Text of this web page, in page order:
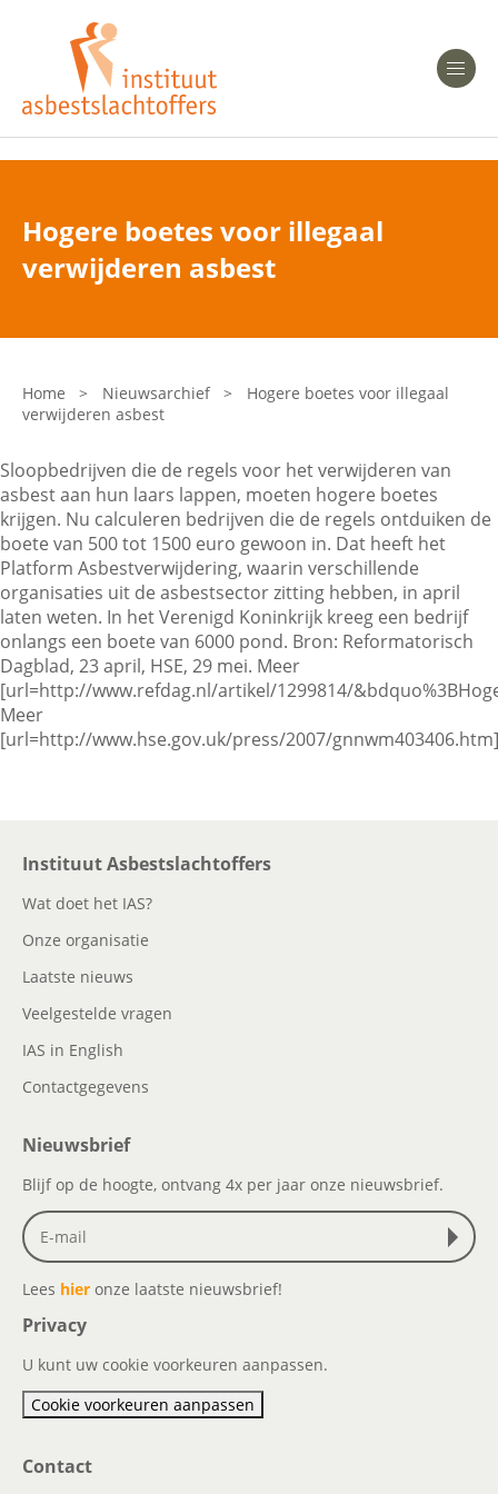
Heeft u Mesothelioom?
Heeft u Asbestose?
Bent u arts?
Asbest en Gezondheid
Laatste nieuws
Onze organisatie
Veelgestelde vragen
Contactgegevens
Zoeken
Hogere boetes voor illegaal
verwijderen asbest
Home > Nieuwsarchief >
Hogere boetes voor illegaal
verwijderen asbest
Sloopbedrijven die de regels voor het verwijderen van
asbest aan hun laars lappen, moeten hogere boetes
krijgen. Nu calculeren bedrijven die de regels ontduiken de
boete van 500 tot 1500 euro gewoon in. Dat heeft het
Platform Asbestverwijdering, waarin verschillende
organisaties uit de asbestsector zitting hebben, in april
laten weten. In het Verenigd Koninkrijk kreeg een bedrijf
onlangs een boete van 6000 pond. Bron: Reformatorisch
Dagblad, 23 april, HSE, 29 mei. Meer
[url=http://www.refdag.nl/artikel/1299814/
Meer
[url=http://www.hse.gov.uk/press/2007/
Instituut Asbestslachtoffers
Wat doet het IAS?
Onze organisatie
Laatste nieuws
Veelgestelde vragen
IAS in English
Contactgegevens
Nieuwsbrief
Blijf op de hoogte, ontvang 4x per jaar onze nieuwsbrief.
Lees hier onze laatste nieuwsbrief!
Privacy
U kunt uw cookie voorkeuren aanpassen.
Cookie voorkeuren aanpassen
Contact